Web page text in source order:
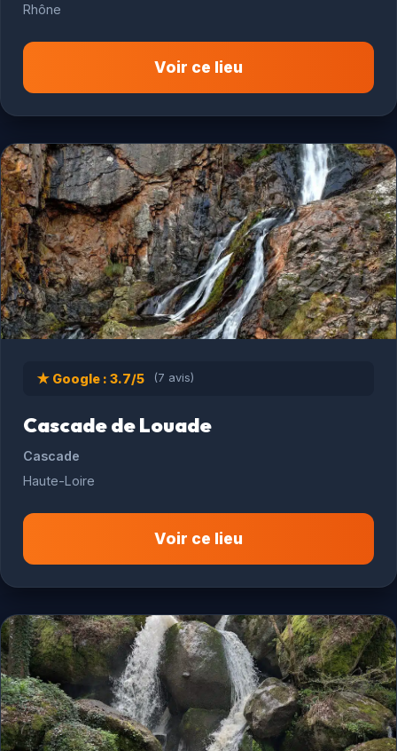
Rhône
Voir ce lieu
★ Google : 3.7/5 (7 avis)
Cascade de Louade
Cascade
Haute-Loire
Voir ce lieu